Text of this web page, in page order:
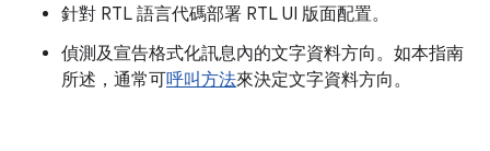
針對 RTL 語言代碼部署 RTL UI 版面配置。
偵測及宣告格式化訊息內的文字資料方向。如本指南
所述，通常可呼叫方法來決定文字資料方向。